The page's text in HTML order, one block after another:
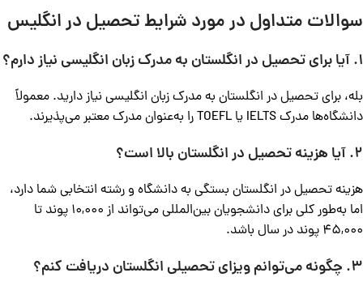
سوالات متداول در مورد شرایط تحصیل در انگلیس
1. آیا برای تحصیل در انگلستان به مدرک زبان انگلیسی نیاز دارم؟
بله، برای تحصیل در انگلستان به مدرک زبان انگلیسی نیاز دارید. معمولاً
دانشگاه‌ها مدرک IELTS یا TOEFL را به‌عنوان مدرک معتبر می‌پذیرند.
2. آیا هزینه تحصیل در انگلستان بالا است؟
هزینه تحصیل در انگلستان بستگی به دانشگاه و رشته انتخابی شما دارد،
اما به‌طور کلی برای دانشجویان بین‌المللی می‌تواند از 10,000 پوند تا
45,000 پوند در سال باشد.
3. چگونه می‌توانم ویزای تحصیلی انگلستان دریافت کنم؟